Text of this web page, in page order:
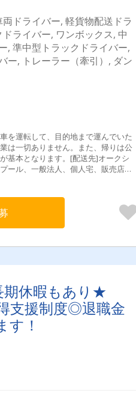
ドライバー, 軽貨物配送ドラ
ライバー, ワンボックス, 中
, 準中型トラックドライバー,
ー, トレーラー（牽引）, ダン
を運転して、目的地まで運んでいた
は一切ありません。また、帰りは公
基本となります。[配送先]オークシ
ール、一般法人、個人宅、販売店な
い引取先へお伺い→車輛点検→安全
市、町田市、羽村市＜埼玉県＞上尾
市、川越市、戸田市、三郷市、熊谷
沢市、狭山市、入間市＜神奈川県＞
橋市、市川市、印西市、佐倉市、四
日立市、鹿嶋市、神栖市＜群馬県＞
栃木市＜その他＞大阪府、愛知県、
り
期休暇もあり★
支援制度◎退職金
！